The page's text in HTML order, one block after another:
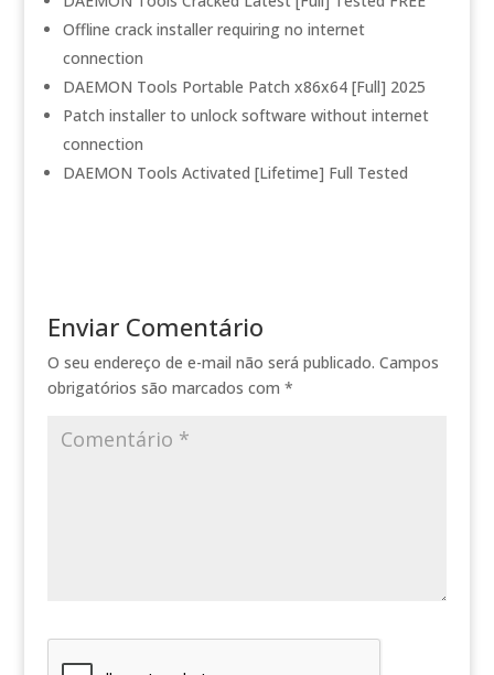
Offline crack installer requiring no internet
connection
DAEMON Tools Portable Patch x86x64 [Full] 2025
Patch installer to unlock software without internet
connection
DAEMON Tools Activated [Lifetime] Full Tested
Enviar Comentário
O seu endereço de e-mail não será publicado. Campos
obrigatórios são marcados com *